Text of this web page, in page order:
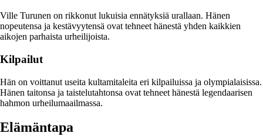
Ville Turunen on rikkonut lukuisia ennätyksiä urallaan. Hänen
nopeutensa ja kestävyytensä ovat tehneet hänestä yhden kaikkien
aikojen parhaista urheilijoista.
Kilpailut
Hän on voittanut useita kultamitaleita eri kilpailuissa ja olympialaisissa.
Hänen taitonsa ja taistelutahtonsa ovat tehneet hänestä legendaarisen
hahmon urheilumaailmassa.
Elämäntapa